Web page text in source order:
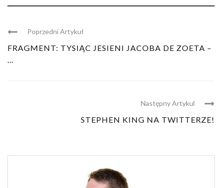
Poprzedni Artykuł
FRAGMENT: TYSIĄC JESIENI JACOBA DE ZOETA –
...
Następny Artykul
STEPHEN KING NA TWITTERZE!